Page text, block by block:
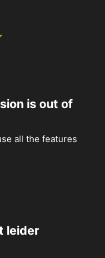
is out of
all the features
leider